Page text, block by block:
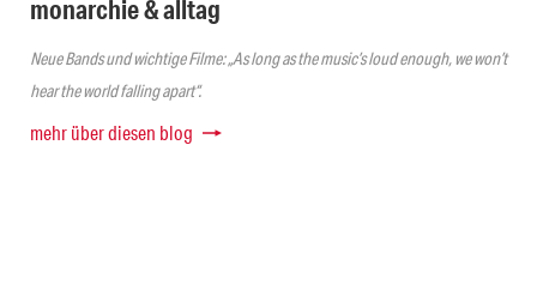
monarchie & alltag
Neue Bands und wichtige Filme: „As long as the music’s loud enough, we won’t
hear the world falling apart“.
mehr über diesen blog